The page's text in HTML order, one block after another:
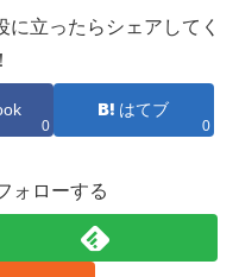
立ったらシェアしてく
0
はてブ
0
ォローする